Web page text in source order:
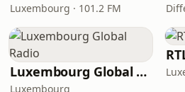
Luxembourg · 101.2 FM
Luxembourg Global Radio
Luxembourg